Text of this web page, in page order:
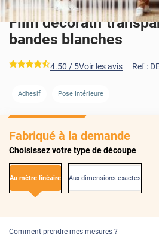
Film décoratif
bandes blanches
*****
4.50 / 5Voir les avis Ref :
Adhesif Pose Intérieure
Fabriqué à la demande
Choisissez votre type de découpe
Au mètre linéaire Aux dimensions exactes
Comment prendre mes mesures ?